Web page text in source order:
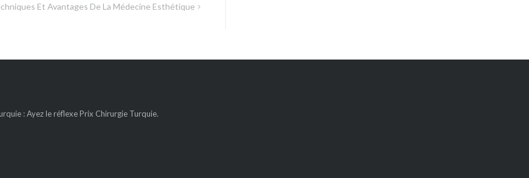
Et Avantages De La Médecine Esthétique
: Ayez le réflexe Prix Chirurgie Turquie.